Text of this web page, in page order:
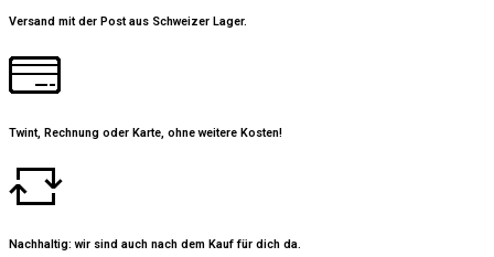
Versand mit der Post aus Schweizer Lager.
Twint, Rechnung oder Karte, ohne weitere Kosten!
Nachhaltig: wir sind auch nach dem Kauf für dich da.